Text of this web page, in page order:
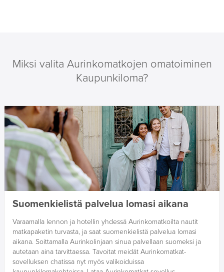
Miksi valita Aurinkomatkojen omatoiminen
Kaupunkiloma?
Suomenkielistä palvelua lomasi aikana
Varaamalla lennon ja hotellin yhdessä Aurinkomatkoilta nautit
matkapaketin turvasta, ja saat suomenkielistä palvelua lomasi
aikana. Soittamalla Aurinkolinjaan sinua palvellaan suomeksi ja
autetaan aina tarvittaessa. Tavoitat meidät Aurinkomatkat-
sovelluksen chatissa nyt myös valikoiduissa